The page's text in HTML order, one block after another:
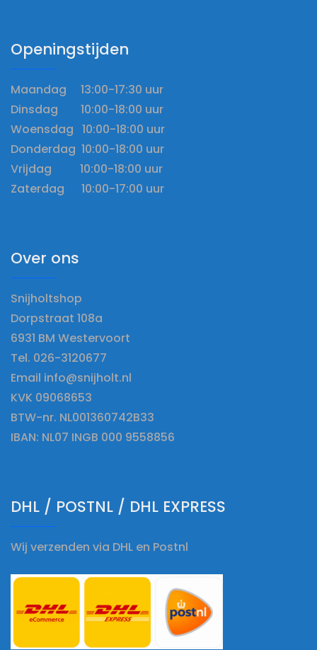
Openingstijden
Maandag 13:00-17:30 uur
Dinsdag 10:00-18:00 uur
Woensdag 10:00-18:00 uur
Donderdag 10:00-18:00 uur
Vrijdag 10:00-18:00 uur
Zaterdag 10:00-17:00 uur
Over ons
Snijholtshop
Dorpstraat 108a
6931 BM Westervoort
Tel. 026-3120677
Email info@snijholt.nl
KVK 09068653
BTW-nr. NL001360742B33
IBAN: NL07 INGB 000 9558856
DHL / POSTNL / DHL EXPRESS
Wij verzenden via DHL en Postnl